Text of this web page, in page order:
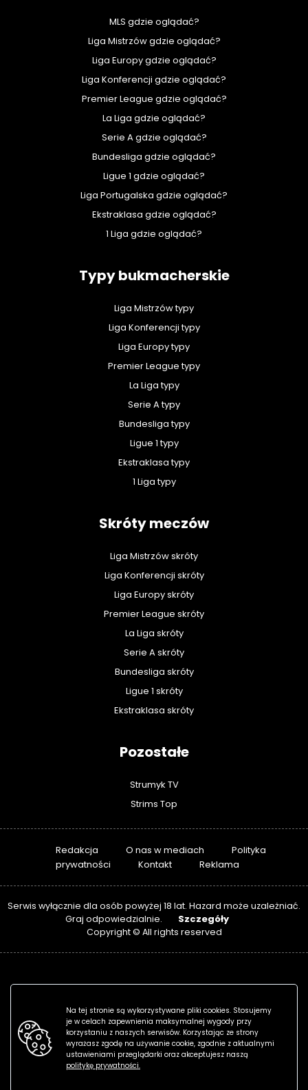
MLS gdzie oglądać?
Liga Mistrzów gdzie oglądać?
Liga Europy gdzie oglądać?
Liga Konferencji gdzie oglądać?
Premier League gdzie oglądać?
La Liga gdzie oglądać?
Serie A gdzie oglądać?
Bundesliga gdzie oglądać?
Ligue 1 gdzie oglądać?
Liga Portugalska gdzie oglądać?
Ekstraklasa gdzie oglądać?
1 Liga gdzie oglądać?
Typy bukmacherskie
Liga Mistrzów typy
Liga Konferencji typy
Liga Europy typy
Premier League typy
La Liga typy
Serie A typy
Bundesliga typy
Ligue 1 typy
Ekstraklasa typy
1 Liga typy
Skróty meczów
Liga Mistrzów skróty
Liga Konferencji skróty
Liga Europy skróty
Premier League skróty
La Liga skróty
Serie A skróty
Bundesliga skróty
Ligue 1 skróty
Ekstraklasa skróty
Pozostałe
Strumyk TV
Strims Top
Redakcja O nas w mediach
Polityka
prywatności
Kontakt Reklama
Serwis wyłącznie dla osób powyżej 18 lat. Hazard może uzależniać.
Graj odpowiedzialnie.
Szczegóły
Copyright © All rights reserved
Na tej stronie są wykorzystywane pliki cookies. Stosujemy
je w celach zapewnienia maksymalnej wygody przy
korzystaniu z naszych serwisów. Korzystając ze strony
wyrażasz zgodę na używanie cookie, zgodnie z aktualnymi
ustawieniami przeglądarki oraz akceptujesz naszą
politykę prywatności.